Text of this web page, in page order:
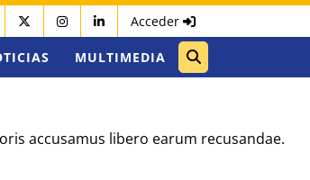
Acceder
MULTIMEDIA
accusamus libero earum recusandae.